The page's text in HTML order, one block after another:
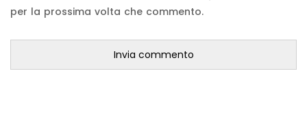
per la prossima volta che commento.